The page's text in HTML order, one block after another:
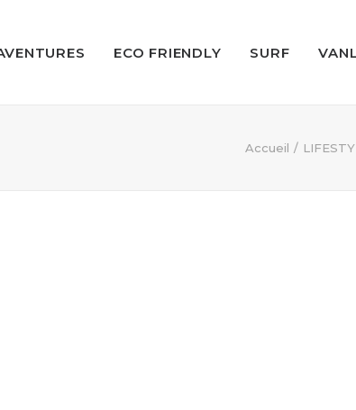
ECO FRIENDLY SURF
Accueil